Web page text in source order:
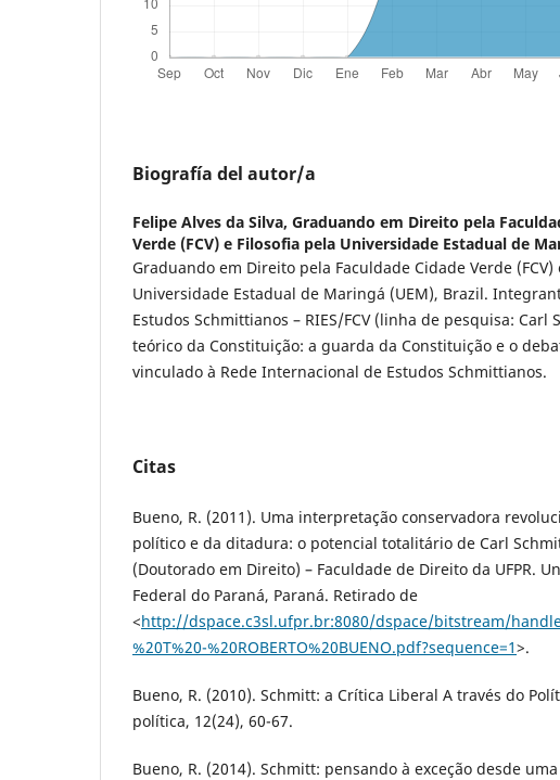
Biografía del autor/a
Felipe Alves da Silva, Graduando em Direito pela
Verde (FCV) e Filosofia pela Universidade Estadual de
Graduando em Direito pela Faculdade Cidade Verde (FCV)
Universidade Estadual de Maringá (UEM), Brazil.
Estudos Schmittianos – RIES/FCV (linha de pesquisa: Carl
teórico da Constituição: a guarda da Constituição e o
vinculado à Rede Internacional de Estudos Schmittianos.
Citas
Bueno, R. (2011). Uma interpretação conservadora
político e da ditadura: o potencial totalitário de Carl
(Doutorado em Direito) – Faculdade de Direito da UFPR.
Federal do Paraná, Paraná. Retirado de
<http://dspace.c3sl.ufpr.br:8080/dspace/bitstream/
%20T%20-%20ROBERTO%20BUENO.pdf?sequence=1>.
Bueno, R. (2010). Schmitt: a Crítica Liberal A través do
política, 12(24), 60-67.
Bueno, R. (2014). Schmitt: pensando à exceção desde